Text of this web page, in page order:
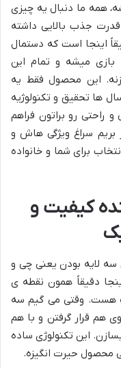
همه ما دنبال یه چیزی
جذب بالایی داشته
اینجا است که دستمال
بازی میشه و تمام این
این محصول فقط یه
ها تحقیق و تکنولوژیه
راحتی رو براتون فراهم
بریم سراغ ویژگی هاش و
برای شما و خانواده
کیفیت و
سه لایه بودن یعنی چی و
دقیقاً همون نقطه ی
هست. وقتی می گیم سه
هم قرار گرفتن و با هم
این تکنولوژی ساده
محصول حیرت انگیزه.